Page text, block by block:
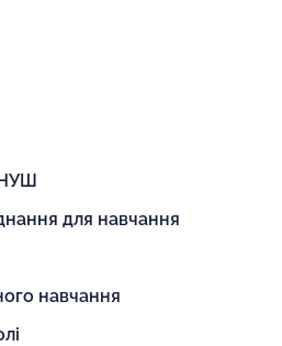
НУШ
для навчання
навчання